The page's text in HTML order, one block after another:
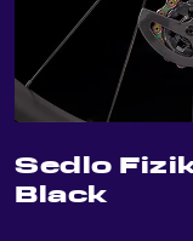
Sedlo
Black